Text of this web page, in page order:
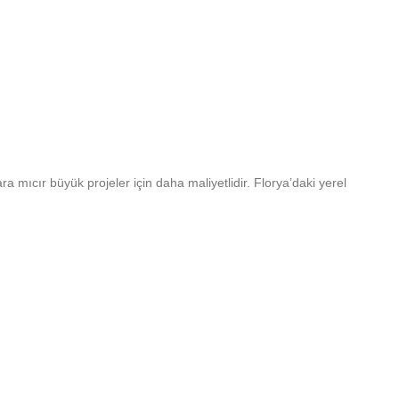
mıcır büyük projeler için daha maliyetlidir. Florya’daki yerel